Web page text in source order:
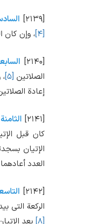
[۲۱۳۹]
[۴]
، وإن کان
[۲۱۴۰]
الصلاتین [۵]
إعادة
[۲۱۴۱] الثامنة
کان قبل
الإتیان
العدد
[۲۱۴۲]
الرکعة التی
[۸]
بعد